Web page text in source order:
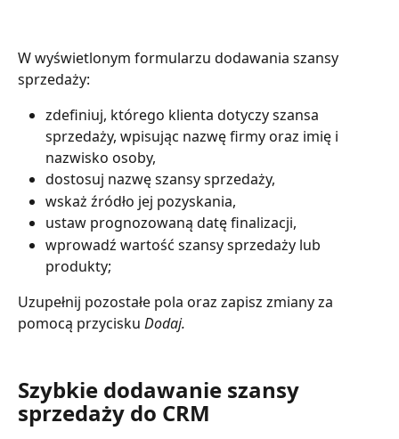
W wyświetlonym formularzu dodawania szansy
sprzedaży:
zdefiniuj, którego klienta dotyczy szansa
sprzedaży, wpisując nazwę firmy oraz imię i
nazwisko osoby,
dostosuj nazwę szansy sprzedaży,
wskaż źródło jej pozyskania,
ustaw prognozowaną datę finalizacji,
wprowadź wartość szansy sprzedaży lub
produkty;
Uzupełnij pozostałe pola oraz zapisz zmiany za
pomocą przycisku Dodaj.
Szybkie dodawanie szansy
sprzedaży do CRM